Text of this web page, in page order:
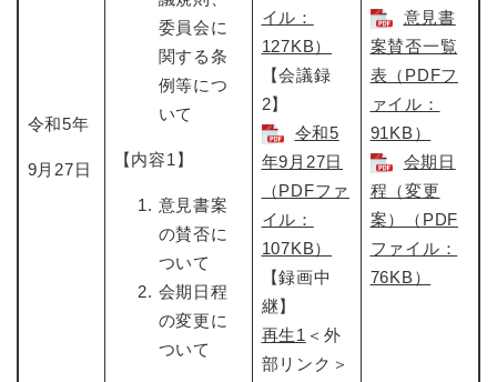
令和5年
9月27日
委員会に
関する条
例等につ
いて
【内容1】
意見書案
の賛否に
ついて
会期日程
の変更に
ついて
イル：
127KB）
【会議録
2】
令和5
年9月27日​
（PDFファ
イル：
107KB）
【録画中
継】
再生1 ＜外
部リンク＞
意見書
案賛否一覧
表（PDFフ
ァイル：
91KB）
会期日
程（変更
案）（PDF
ファイル：
76KB）